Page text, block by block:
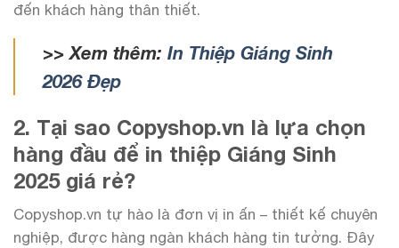
đến khách hàng thân thiết.
>> Xem thêm: In Thiệp Giáng Sinh
2026 Đẹp
2. Tại sao Copyshop.vn là lựa chọn
hàng đầu để in thiệp Giáng Sinh
2025 giá rẻ?
Copyshop.vn tự hào là đơn vị in ấn – thiết kế chuyên
nghiệp, được hàng ngàn khách hàng tin tưởng. Đây